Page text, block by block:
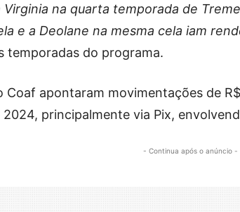
na quarta temporada de
e a Deolane na mesma cela iam
temporadas do programa.
Coaf apontaram movimentações de
principalmente via Pix,
- Continua após o anúncio -